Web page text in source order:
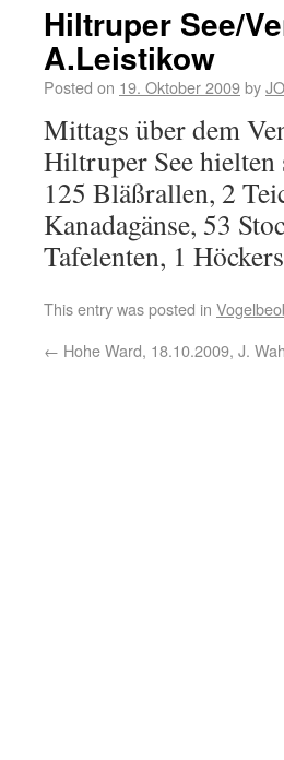
Hiltruper See/
A.Leistikow
Posted on 19. Oktober 2009by
Mittags über dem
Hiltruper See hielten
125 Bläßrallen, 2
Kanadagänse, 53
Tafelenten, 1
This entry was posted in
← Hohe Ward, 18.10.2009, J.